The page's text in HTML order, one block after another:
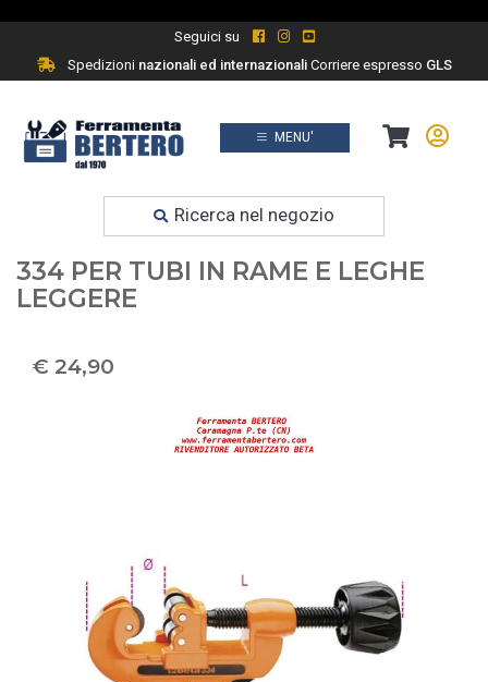
Seguici su
Spedizioninazionali ed internazionaliCorriere espresso GLS
MENU'
Ricerca nel negozio
Prodotti
TAGLIATUBI DA 3 A 30 MM BETA
334 PER TUBI IN RAME E LEGHE
LEGGERE
€ 24,90